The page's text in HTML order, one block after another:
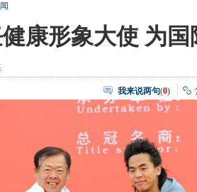
康形象大使 为
我来说两句(0)